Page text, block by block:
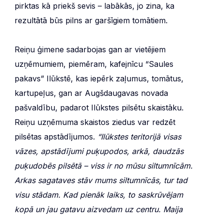
pirktas kā priekš sevis – labākās, jo zina, ka
rezultātā būs pilns ar garšīgiem tomātiem.
Reiņu ģimene sadarbojas gan ar vietējiem
uzņēmumiem, piemēram, kafejnīcu “Saules
pakavs” Ilūkstē, kas iepērk zaļumus, tomātus,
kartupeļus, gan ar Augšdaugavas novada
pašvaldību, padarot Ilūkstes pilsētu skaistāku.
Reiņu uzņēmuma skaistos ziedus var redzēt
pilsētas apstādījumos. “Ilūkstes teritorijā visas
vāzes, apstādījumi puķupodos, arkā, daudzās
puķudobēs pilsētā – viss ir no mūsu siltumnīcām.
Arkas sagataves stāv mums siltumnīcās, tur tad
visu stādam. Kad pienāk laiks, to saskrūvējam
kopā un jau gatavu aizvedam uz centru. Maija